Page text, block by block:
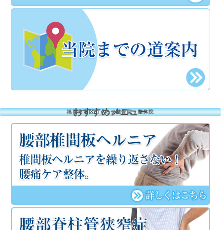
福岡市南区のくろせ整骨院・整体院
おすすめメニュー